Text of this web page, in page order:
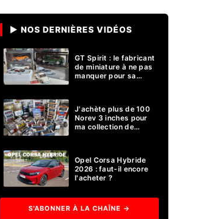
▶ NOS DERNIÈRES VIDÉOS
GT Spirit : le fabricant
de miniature à ne pas
manquer pour sa
J'achète plus de 100
Norev 3 inches pour
ma collection de
Opel Corsa Hybride
2026 : faut-il encore
l'acheter ?
S'ABONNER À LA CHAÎNE →